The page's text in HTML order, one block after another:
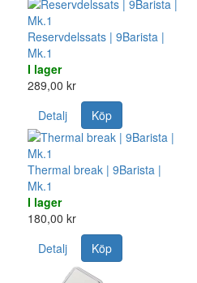
Reservdelssats | 9Barista |
Mk.1
I lager
289,00 kr
Detalj
Köp
Thermal break | 9Barista |
Mk.1
I lager
180,00 kr
Detalj
Köp